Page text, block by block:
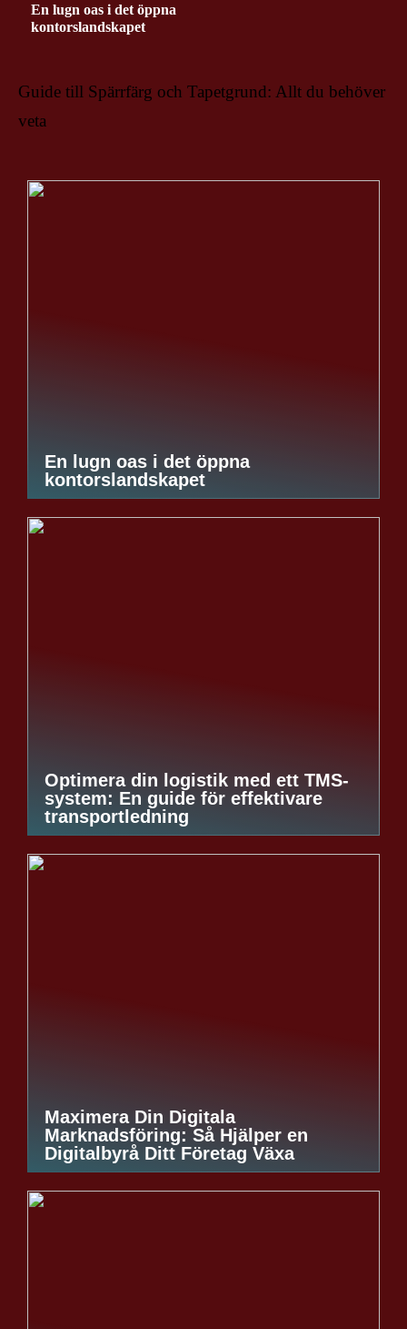
En lugn oas i det öppna
kontorslandskapet
Guide till Spärrfärg och Tapetgrund: Allt du behöver
veta
En lugn oas i det öppna
kontorslandskapet
Optimera din logistik med ett TMS-
system: En guide för effektivare
transportledning
Maximera Din Digitala
Marknadsföring: Så Hjälper en
Digitalbyrå Ditt Företag Växa